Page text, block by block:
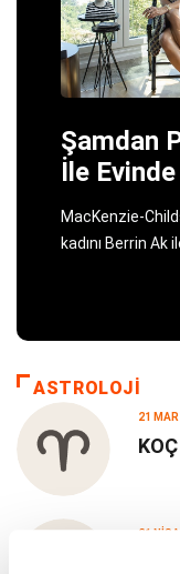
Şamdan
İle
MacKenzie-
kadını Berrin
ASTROLOJİ
21
KOÇ
21